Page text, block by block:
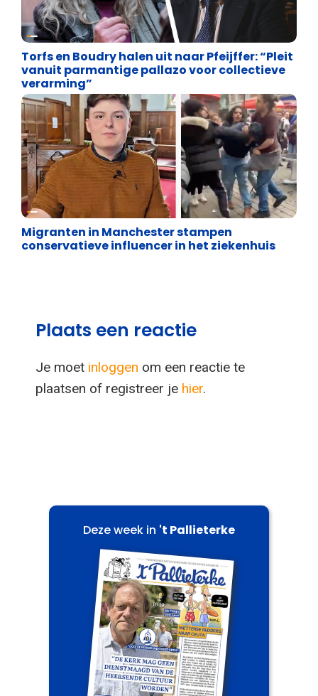
Vrijheid van meningsuiting
Torfs en Boudry halen uit naar Pfeijffer: “Pleit
vanuit parmantige pallazo voor collectieve
verarming”
Vrijheid van meningsuiting
Migranten in Manchester stampen
conservatieve influencer in het ziekenhuis
Plaats een reactie
Je moet inloggen om een reactie te
plaatsen of registreer je hier.
Deze week in 't Pallieterke